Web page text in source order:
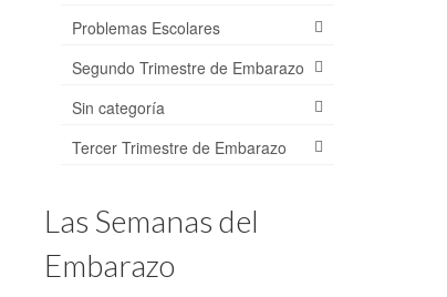
Problemas Escolares
Segundo Trimestre de Embarazo
Sin categoría
Tercer Trimestre de Embarazo
Las Semanas del
Embarazo